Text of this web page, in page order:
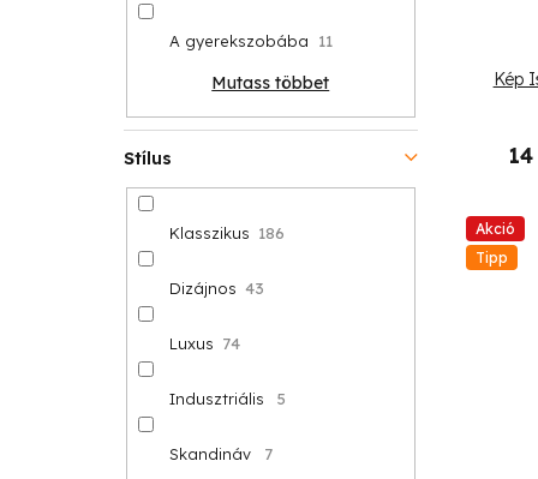
A gyerekszobába 11
Mutass többet
Stílus
Klasszikus 186
Dizájnos 43
Luxus 74
Indusztriális 5
Skandináv 7
Kép
Akció
Tipp